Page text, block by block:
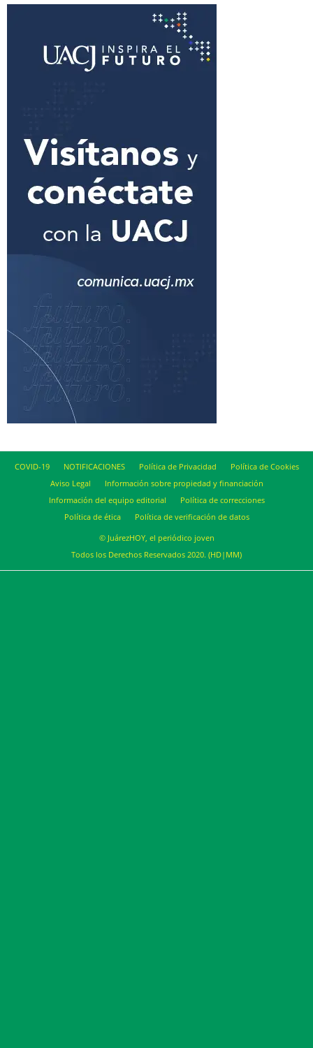
COVID-19 NOTIFICACIONES Política de Privacidad
Política de Cookies
Aviso Legal
Información sobre propiedad y financiación
Información del equipo editorial
Política de correcciones
Política de ética
Política de verificación de datos
© JuárezHOY, el periódico joven
Todos los Derechos Reservados 2020. (HD|MM)